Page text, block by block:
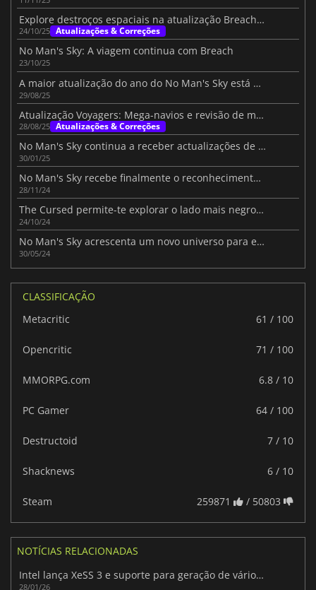
Explore destroços espaciais na atualização Breach de No Man's Sky
24/10/25 Atualizações & Correções
No Man's Sky: A viagem continua com Breach
23/10/25
A maior atualização do ano do No Man's Sky está aqui
29/08/25
Atualização Voyagers: Mega-navios e revisão de motores em No Man's Sky
28/08/25 Atualizações & Correções
No Man's Sky continua a receber actualizações de conteúdo significativas
30/01/25
No Man's Sky recebe finalmente o reconhecimento que merece
28/11/24
The Cursed permite-te explorar o lado mais negro de No Man's Sky
24/10/24
No Man's Sky acrescenta um novo universo para explorar
30/05/24
CLASSIFICAÇÃO
Metacritic
61 / 100
Opencritic 71 / 100
MMORPG.com 6.8 / 10
PC Gamer 64 / 100
Destructoid 7 / 10
Shacknews 6 / 10
Steam 259871 / 50803
NOTÍCIAS RELACIONADAS
Intel lança XeSS 3 e suporte para geração de vários quadros no novo driver Arc
28/01/26